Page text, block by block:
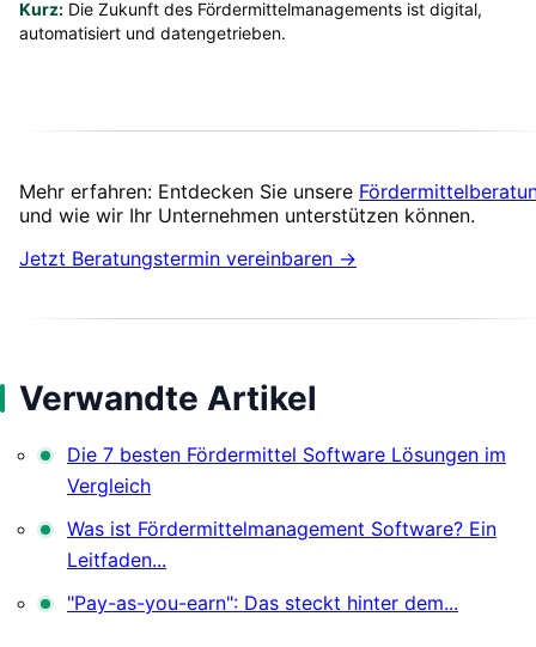
Kurz: Die Zukunft des Fördermittelmanagements ist digital,
automatisiert und datengetrieben.
Mehr erfahren: Entdecken Sie unsere
und wie wir Ihr Unternehmen unterstützen können.
Jetzt Beratungstermin vereinbaren →
Verwandte Artikel
Die 7 besten Fördermittel Software Lösungen im
Vergleich
Was ist Fördermittelmanagement Software? Ein
Leitfaden...
"Pay-as-you-earn": Das steckt hinter dem...